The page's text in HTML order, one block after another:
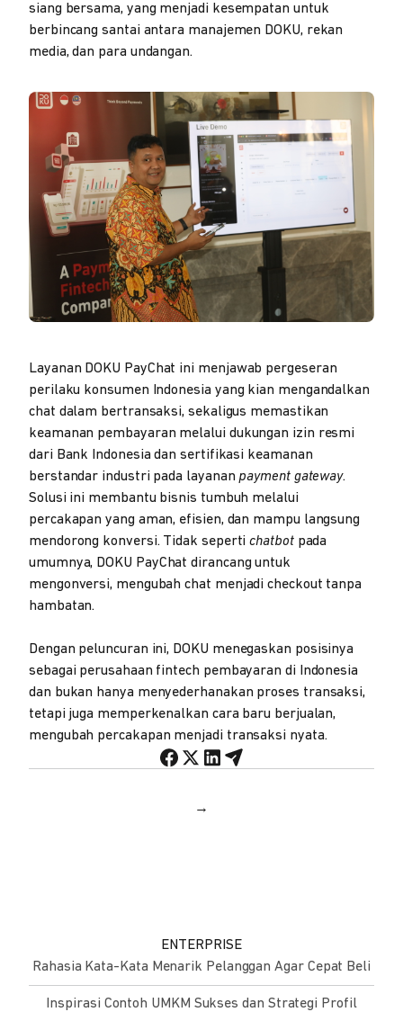
siang bersama, yang menjadi kesempatan untuk
berbincang santai antara manajemen DOKU, rekan
media, dan para undangan.
Layanan DOKU PayChat ini menjawab pergeseran
perilaku konsumen Indonesia yang kian mengandalkan
chat dalam bertransaksi, sekaligus memastikan
keamanan pembayaran melalui dukungan izin resmi
dari Bank Indonesia dan sertifikasi keamanan
berstandar industri pada layanan payment gateway.
Solusi ini membantu bisnis tumbuh melalui
percakapan yang aman, efisien, dan mampu langsung
mendorong konversi. Tidak sepertichatbotpada
umumnya, DOKU PayChat dirancang untuk
mengonversi, mengubah chat menjadi checkout tanpa
hambatan.
Dengan peluncuran ini, DOKU menegaskan posisinya
sebagai perusahaan fintech pembayaran di Indonesia
dan bukan hanya menyederhanakan proses transaksi,
tetapi juga memperkenalkan cara baru berjualan,
mengubah percakapan menjadi transaksi nyata.
→
ENTERPRISE
Rahasia Kata-Kata Menarik Pelanggan Agar Cepat Beli
Inspirasi Contoh UMKM Sukses dan Strategi Profil